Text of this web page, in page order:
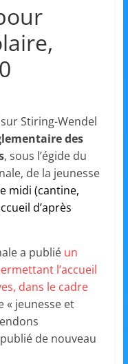
Stiring-Wendel
des
, sous l’égide du
de la jeunesse
midi (cantine,
d’après
a publié un
l’accueil
dans le cadre
« jeunesse et
de nouveau